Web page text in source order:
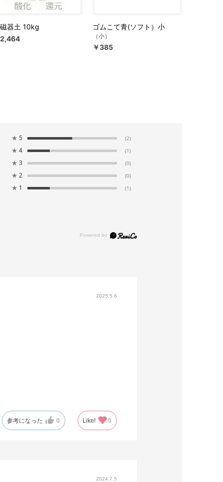
器土 10kg
ゴムこて青(ソフト）小
（小）
￥385
★ 5 (2)
★ 4 (1)
★ 3 (0)
★ 2 (0)
★ 1 (1)
2025.5.6
参考になった 0 Like! 0
2024.7.5